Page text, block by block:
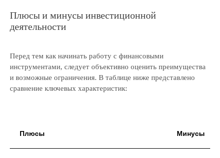
Плюсы и минусы инвестиционной
деятельности
Перед тем как начинать работу с финансовыми
инструментами, следует объективно оценить преимущества
и возможные ограничения. В таблице ниже представлено
сравнение ключевых характеристик:
Плюсы Минусы